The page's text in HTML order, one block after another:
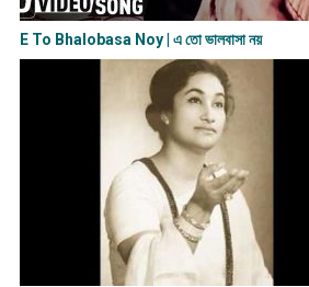
E To Bhalobasa Noy | এ তো ভালবাসা ন​য়